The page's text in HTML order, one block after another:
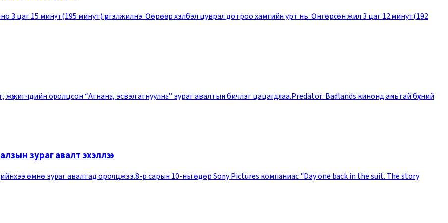
3 цаг 15 минут(195 минут) үргэлжилнэ. Өөрөөр хэлбэл цуврал дотроо хамгийн урт нь. Өнгөрсөн жил 3 цаг 12 минут(192
оролцсон “Агнана, эсвэл агнуулна” зураг авалтын бичлэг цацагдлаа.Predator: Badlands кинонд амьтай бүхний
зураг авалт эхэллээ
өмнө зураг авалтад оролцжээ.8-р сарын 10-ны өдөр Sony Pictures компаниас "Day one back in the suit. The story